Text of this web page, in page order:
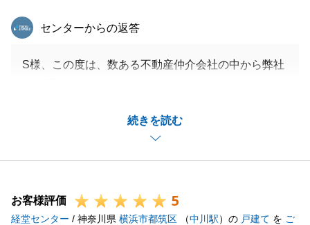
続きを読む
東急リバブル
センターからの返答
S様、この度は、数ある不動産仲介会社の中から弊社
クレバーなご意見の弟様と明るい雰囲気のお姉さまの
おふたりには、迅速なご対応かつ助力をいただけまし
お父様、お母様に喜んでいただけるようなご不動産を
おふたりに紹介できましたこと、大変うれしく存じて
お客様評価 5
経堂センター / 神奈川県 横浜市都筑区 （中川駅）の 戸建て を ご